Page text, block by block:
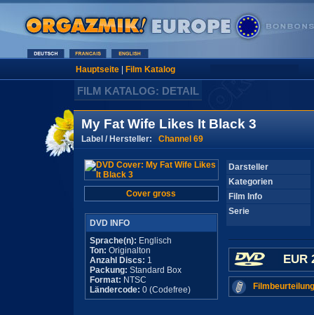
Hauptseite| Film Katalog
FILM KATALOG: DETAIL
My Fat Wife Likes It Black 3
Label / Hersteller: Channel 69
Cover gross
DVD INFO
Sprache(n): Englisch
Ton: Originalton
Anzahl Discs: 1
Packung: Standard Box
Format: NTSC
Ländercode: 0 (Codefree)
Darsteller
Kategorien
Film Info
Serie
EUR